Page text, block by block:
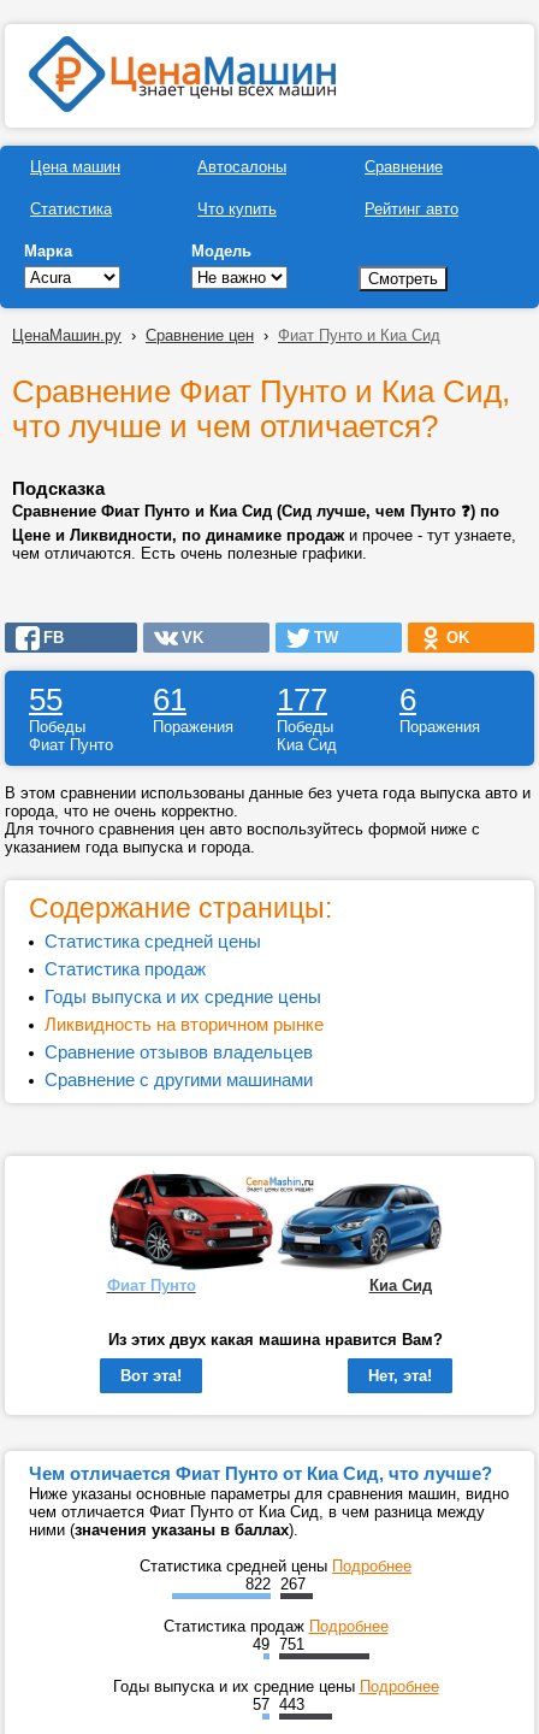
Цена машин
Статистика
Автосалоны
Что купить
Сравнение
Рейтинг авто
Марка Модель
ЦенаМашин.ру › Сравнение цен › Фиат Пунто и Киа Сид
Сравнение Фиат Пунто и Киа Сид,
что лучше и чем отличается?
Подсказка
Сравнение Фиат Пунто и Киа Сид (Сид лучше, чем Пунто ❓) по
Цене и Ликвидности, по динамике продажи прочее - тут узнаете,
чем отличаются. Есть очень полезные графики.
FB VK TW OK
55 61 177 6
Победы Поражения Победы
Поражения
Фиат Пунто
Киа Сид
В этом сравнении использованы данные без учета года выпуска авто и
города, что не очень корректно.
Для точного сравнения цен авто воспользуйтесь формой ниже с
указанием года выпуска и города.
Содержание страницы:
Статистика средней цены
Статистика продаж
Годы выпуска и их средние цены
Ликвидность на вторичном рынке
Сравнение отзывов владельцев
Сравнение с другими машинами
Фиат Пунто Киа Сид
Из этих двух какая машина нравится Вам?
Вот эта!
Нет, эта!
Чем отличается Фиат Пунто от Киа Сид, что лучше?
Ниже указаны основные параметры для сравнения машин, видно
чем отличается Фиат Пунто от Киа Сид, в чем разница между
ними (значения указаны в баллах).
Статистика средней цены Подробнее
822 267
Статистика продаж Подробнее
49 751
Годы выпуска и их средние цены Подробнее
57 443